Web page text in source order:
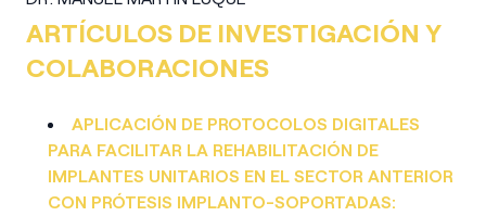
ARTÍCULOS DE INVESTIGACIÓN Y
COLABORACIONES
APLICACIÓN DE PROTOCOLOS DIGITALES
PARA FACILITAR LA REHABILITACIÓN DE
IMPLANTES UNITARIOS EN EL SECTOR ANTERIOR
CON PRÓTESIS IMPLANTO-SOPORTADAS: